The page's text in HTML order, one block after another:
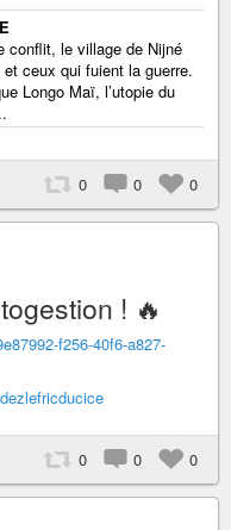
conflit, le village de Nijné
ceux qui fuient la guerre.
Longo Maï, l’utopie du
0 0 0
! 🔥
f256-40f6-a827-
0 0 0